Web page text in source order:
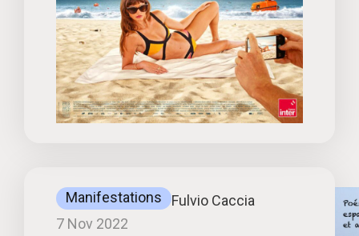
Manifestations
Fulvio Caccia
7 Nov 2022